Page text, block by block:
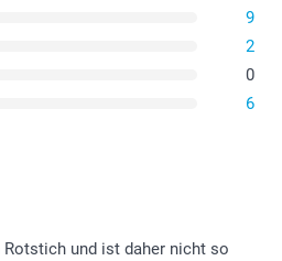
elastisch, transparent und
iPhone als auch Samsung
Ihr Telefon schlank hält.
9
2
0
6
und ist daher nicht so